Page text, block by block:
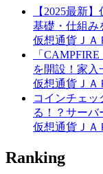
【2025最新
基礎・仕組み
仮想通貨ＪＡ
「
を開設！家入
仮想通貨ＪＡ
コインチェッ
る！？サーバ
仮想通貨ＪＡ
Ranking